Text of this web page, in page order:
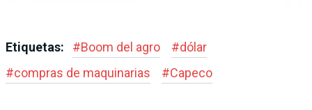
Etiquetas: #Boom del agro #dólar
#compras de maquinarias #Capeco